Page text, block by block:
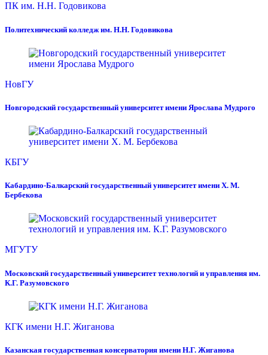
ПК им. Н.Н. Годовикова
Политехнический колледж им. Н.Н. Годовикова
НовГУ
Новгородский государственный университет имени Ярослава Мудрого
КБГУ
Кабардино-Балкарский государственный университет имени Х. М.
Бербекова
МГУТУ
Московский государственный университет технологий и управления им.
К.Г. Разумовского
КГК имени Н.Г. Жиганова
Казанская государственная консерватория имени Н.Г. Жиганова